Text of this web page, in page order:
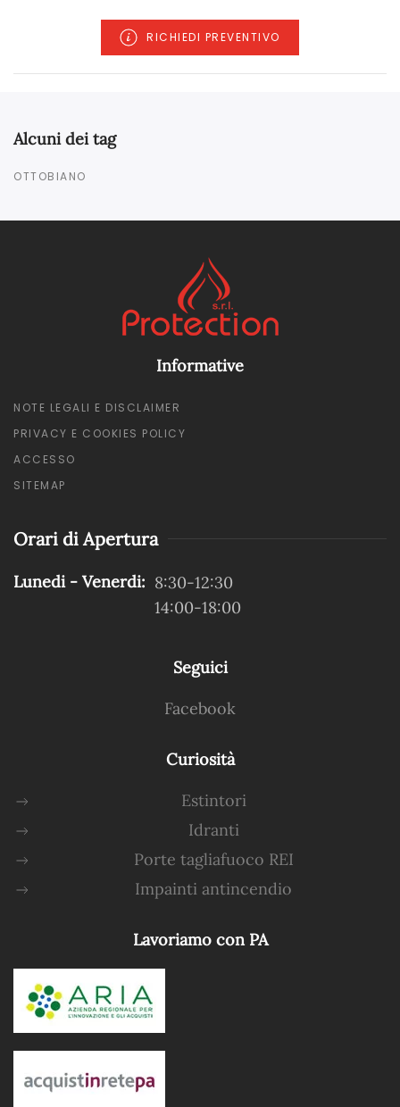
RICHIEDI PREVENTIVO
Alcuni dei tag
OTTOBIANO
Informative
NOTE LEGALI E DISCLAIMER
PRIVACY E COOKIES POLICY
ACCESSO
SITEMAP
Orari di Apertura
Lunedi - Venerdi: 8:30-12:30
14:00-18:00
Seguici
Facebook
Curiosità
Estintori
Idranti
Porte tagliafuoco REI
Impainti antincendio
Lavoriamo con PA